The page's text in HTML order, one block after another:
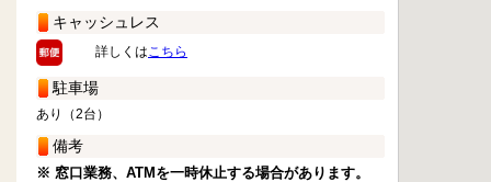
キャッシュレス
詳しくはこちら
駐車場
あり（2台）
備考
※ 窓口業務、ATMを一時休止する場合があります。